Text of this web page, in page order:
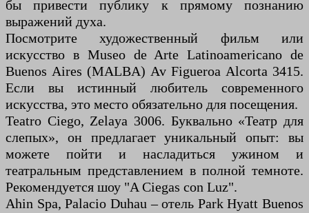
бы привести публику к прямому познанию
выражений духа.
Посмотрите художественный фильм или
искусство в Museo de Arte Latinoamericano de
Buenos Aires (MALBA) Av Figueroa Alcorta 3415.
Если вы истинный любитель современного
искусства, это место обязательно для посещения.
Teatro Ciego, Zelaya 3006. Буквально «Театр для
слепых», он предлагает уникальный опыт: вы
можете пойти и насладиться ужином и
театральным представлением в полной темноте.
Рекомендуется шоу "A Ciegas con Luz".
Ahin Spa, Palacio Duhau – отель Park Hyatt Buenos